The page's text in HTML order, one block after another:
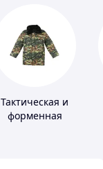
Тактическая и
форменная